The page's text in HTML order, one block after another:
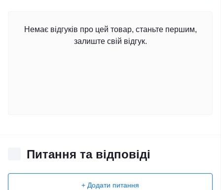
Немає відгуків про цей товар, станьте першим,
залиште свій відгук.
Питання та відповіді
+ Додати питання